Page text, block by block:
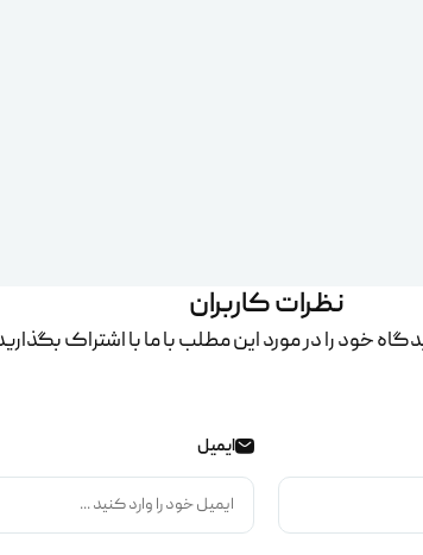
نظرات کاربران
خود را در مورد این مطلب با ما با اشتراک
ایمیل